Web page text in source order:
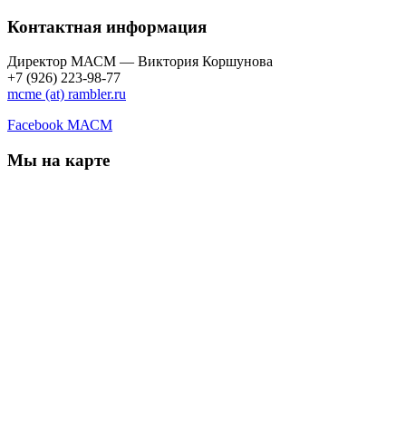
Контактная информация
Директор МАСМ — Виктория Коршунова
+7 (926) 223-98-77
mcme (at) rambler.ru
Facebook МАСМ
Мы на карте